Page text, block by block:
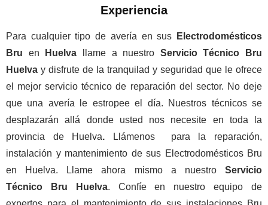
Experiencia
Para cualquier tipo de avería en sus
Electrodomésticos
Bru en Huelva llame a nuestro Servicio Técnico Bru
Huelva y disfrute de la tranquilad y seguridad que le ofrece
el mejor servicio técnico de reparación del sector. No deje
que una avería le estropee el día. Nuestros técnicos se
desplazarán allá donde usted nos necesite en toda la
provincia de Huelva.
Llámenos para la reparación,
instalación y mantenimiento de sus Electrodomésticos Bru
en Huelva. Llame ahora mismo a nuestro Servicio
Técnico Bru Huelva. Confíe en nuestro equipo de